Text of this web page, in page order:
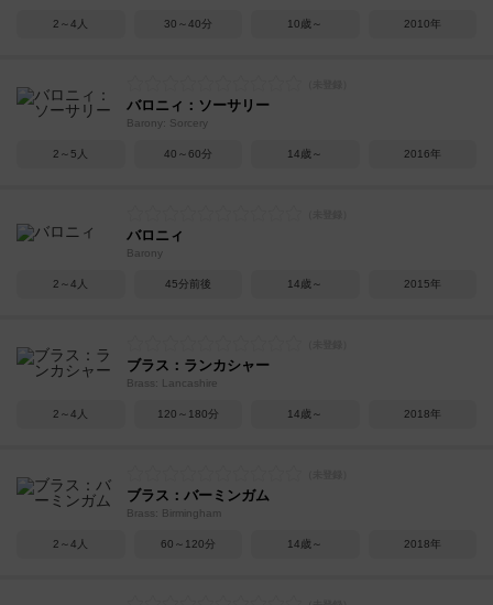
2～4人 30～40分 10歳～ 2010年
バロニィ：ソーサリー
Barony: Sorcery
2～5人 40～60分 14歳～ 2016年
バロニィ
Barony
2～4人 45分前後 14歳～ 2015年
ブラス：ランカシャー
Brass: Lancashire
2～4人 120～180分 14歳～ 2018年
ブラス：バーミンガム
Brass: Birmingham
2～4人 60～120分 14歳～ 2018年